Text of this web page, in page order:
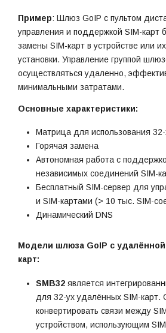
Пример: Шлюз GoIP с пультом
управления и поддержкой SIM-карт
замены SIM-карт в устройстве или
установки. Управление группой
осуществляться удаленно,
минимальными затратами.
Основные характеристики:
Матрица для использования 32-
Горячая замена
Автономная работа с
независимых соединений SIM-
Бесплатный SIM-сервер для
и SIM-картами (> 10 тыс. SIM-
Динамический DNS
Модели шлюза GoIP с
карт:
SMB32является
для 32-ух удалённых SIM-карт.
конвертировать связи между
устройством, использующим